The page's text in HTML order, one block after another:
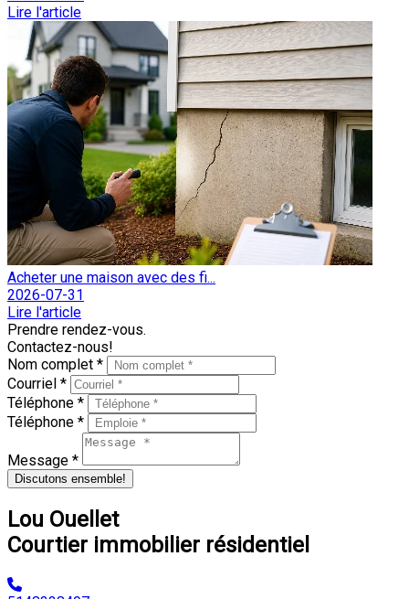
Lire l'article
Acheter une maison avec des fi...
2026-07-31
Lire l'article
Prendre rendez-vous.
Contactez-nous!
Nom complet *
Courriel *
Téléphone *
Téléphone *
Message *
Discutons ensemble!
Lou Ouellet
Courtier immobilier résidentiel